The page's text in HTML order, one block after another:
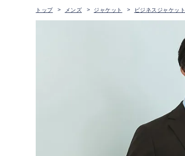
トップ メンズ ジャケット ビジネスジャケット